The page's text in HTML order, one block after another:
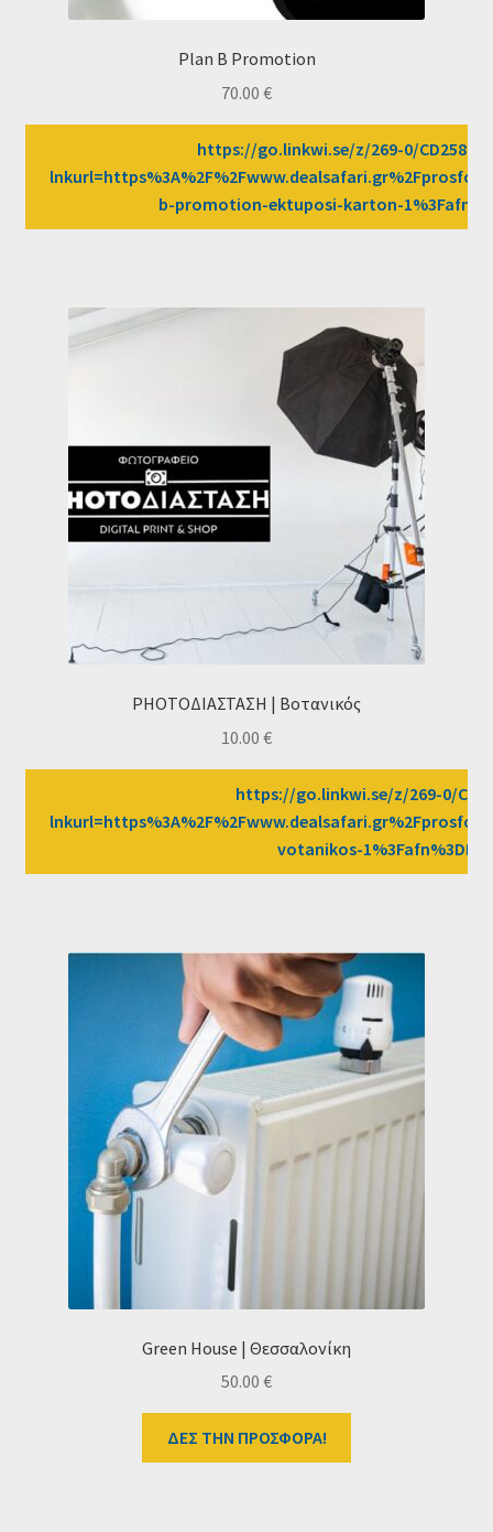
Plan B Promotion
70.00 €
https://go.linkwi.se/z/269-0/CD2589/?
b-promotion-ektuposi-karton-
PHOTOΔΙΑΣΤΑΣΗ | Βοτανικός
10.00 €
https://go.linkwi.se/z/269-0/
votanikos-1%3Fafn%3DLW
Green House | Θεσσαλονίκη
50.00 €
ΔΕΣ ΤΗΝ ΠΡΟΣΦΟΡΑ!